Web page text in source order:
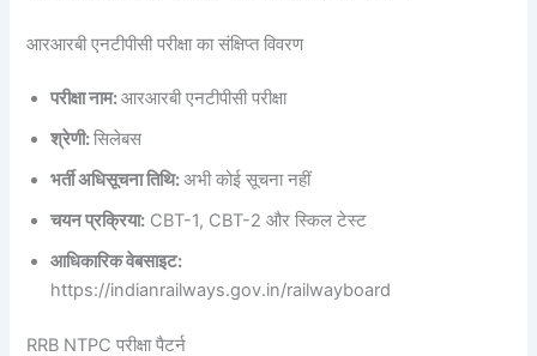
आरआरबी एनटीपीसी परीक्षा का संक्षिप्त विवरण
परीक्षा नाम:आरआरबी एनटीपीसी परीक्षा
श्रेणी:सिलेबस
भर्ती अधिसूचना तिथि:अभी कोई सूचना नहीं
चयन प्रक्रिया: CBT-1, CBT-2 और स्किल टेस्ट
आधिकारिक वेबसाइट:
https://indianrailways.gov.in/railwayboard
RRB NTPC परीक्षा पैटर्न